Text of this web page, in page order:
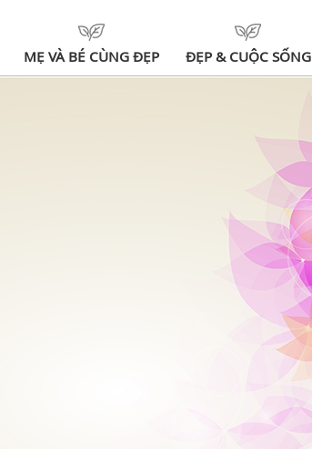
MẸ VÀ BÉ CÙNG ĐẸP ĐẸP & CUỘC SỐNG